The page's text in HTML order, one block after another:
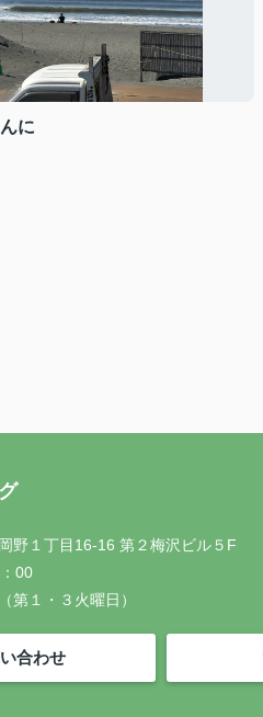
に
野１丁目16-16 第２梅沢ビル５F
00
第１・３火曜日）
合わせ